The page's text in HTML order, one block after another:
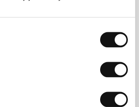
/ Itálie, Francie, 2016, 90 min
/ Slovenská republika, Maďarsko,